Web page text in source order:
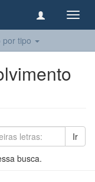
por tipo
Ir
busca.